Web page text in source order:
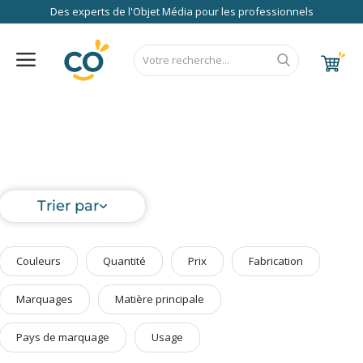
Des experts de l'Objet Média pour les professionnels
Bagageries & Sacs
Etui
Vêtements de Travail
Parapluies & Parasols
Gourmandises
Art de la Table
Trier par
Couleurs Quantité Prix Fabrication
Marquages Matière principale
Pays de marquage Usage